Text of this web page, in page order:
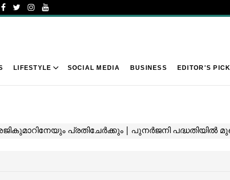
LIFESTYLE SOCIAL MEDIA BUSINESS EDITOR'S PICK